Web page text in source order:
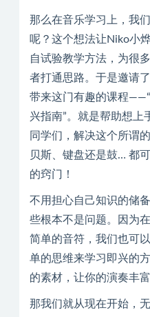
那么在音乐学习上，我
呢？这个想法让Niko小
自试验教学方法，为很
者打通思路。于是邀请
带来这门有趣的课程
兴指南”。就是帮助想上
同学们，解决这个所谓
贝斯、键盘还是鼓… 都
的窍门！
不用担心自己知识的储
些根本不是问题。因为
简单的音符，我们也可
单的思维来学习即兴的
的素材，让你的演奏丰富
那我们就从现在开始，